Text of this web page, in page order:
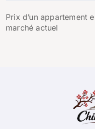
Prix d’un appartement
marché actuel